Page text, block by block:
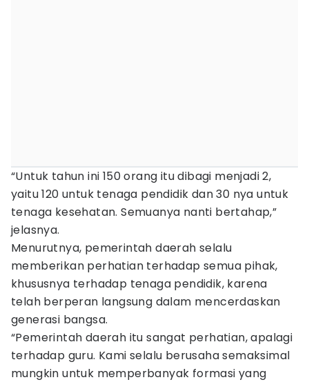
“Untuk tahun ini 150 orang itu dibagi menjadi 2,
yaitu 120 untuk tenaga pendidik dan 30 nya untuk
tenaga kesehatan. Semuanya nanti bertahap,”
jelasnya.
Menurutnya, pemerintah daerah selalu
memberikan perhatian terhadap semua pihak,
khususnya terhadap tenaga pendidik, karena
telah berperan langsung dalam mencerdaskan
generasi bangsa.
“Pemerintah daerah itu sangat perhatian, apalagi
terhadap guru. Kami selalu berusaha semaksimal
mungkin untuk memperbanyak formasi yang